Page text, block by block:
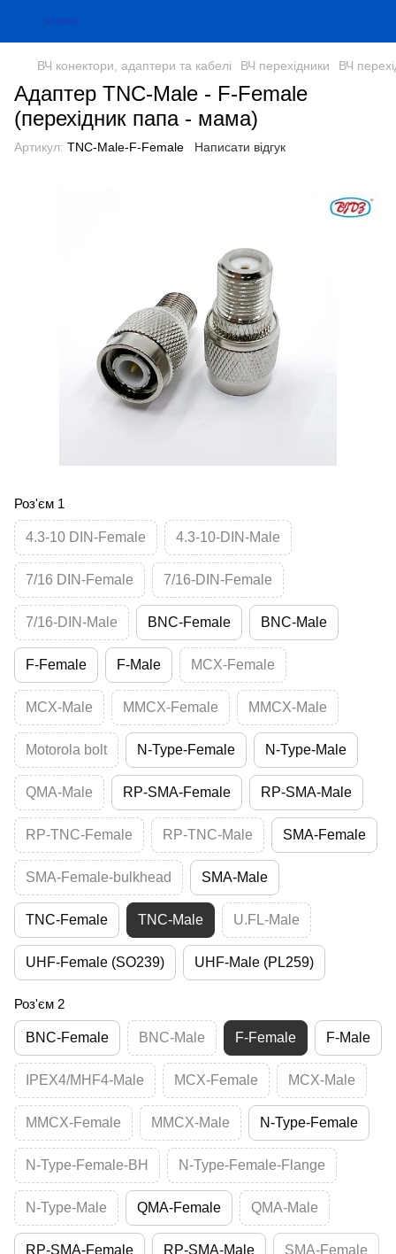
ВЧ конектори, адаптери та кабелі ВЧ перехідники ВЧ
Адаптер TNC-Male - F-Female
(перехідник папа - мама)
Артикул: TNC-Male-F-Female Написати відгук
Роз'єм 1
4.3-10 DIN-Female 4.3-10-DIN-Male
7/16 DIN-Female 7/16-DIN-Female
7/16-DIN-Male BNC-Female BNC-Male
F-Female F-Male MCX-Female
MCX-Male MMCX-Female MMCX-Male
Motorola bolt N-Type-Female N-Type-Male
QMA-Male RP-SMA-Female RP-SMA-Male
RP-TNC-Female RP-TNC-Male SMA-Female
SMA-Female-bulkhead SMA-Male
TNC-Female TNC-Male U.FL-Male
UHF-Female (SO239) UHF-Male (PL259)
Роз'єм 2
BNC-Female BNC-Male F-Female F-Male
IPEX4/MHF4-Male MCX-Female MCX-Male
MMCX-Female MMCX-Male N-Type-Female
N-Type-Female-BH N-Type-Female-Flange
N-Type-Male QMA-Female QMA-Male
RP-SMA-Female RP-SMA-Male SMA-Female